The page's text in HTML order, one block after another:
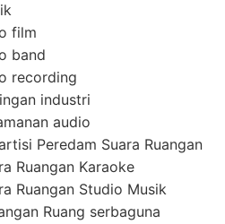
film
band
recording
industri
audio
Peredam Suara Ruangan
Ruangan Karaoke
Ruangan Studio Musik
Ruang serbaguna